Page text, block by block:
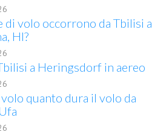
di volo occorrono da Tbilisi a
HI?
a Heringsdorf in aereo
quanto dura il volo da